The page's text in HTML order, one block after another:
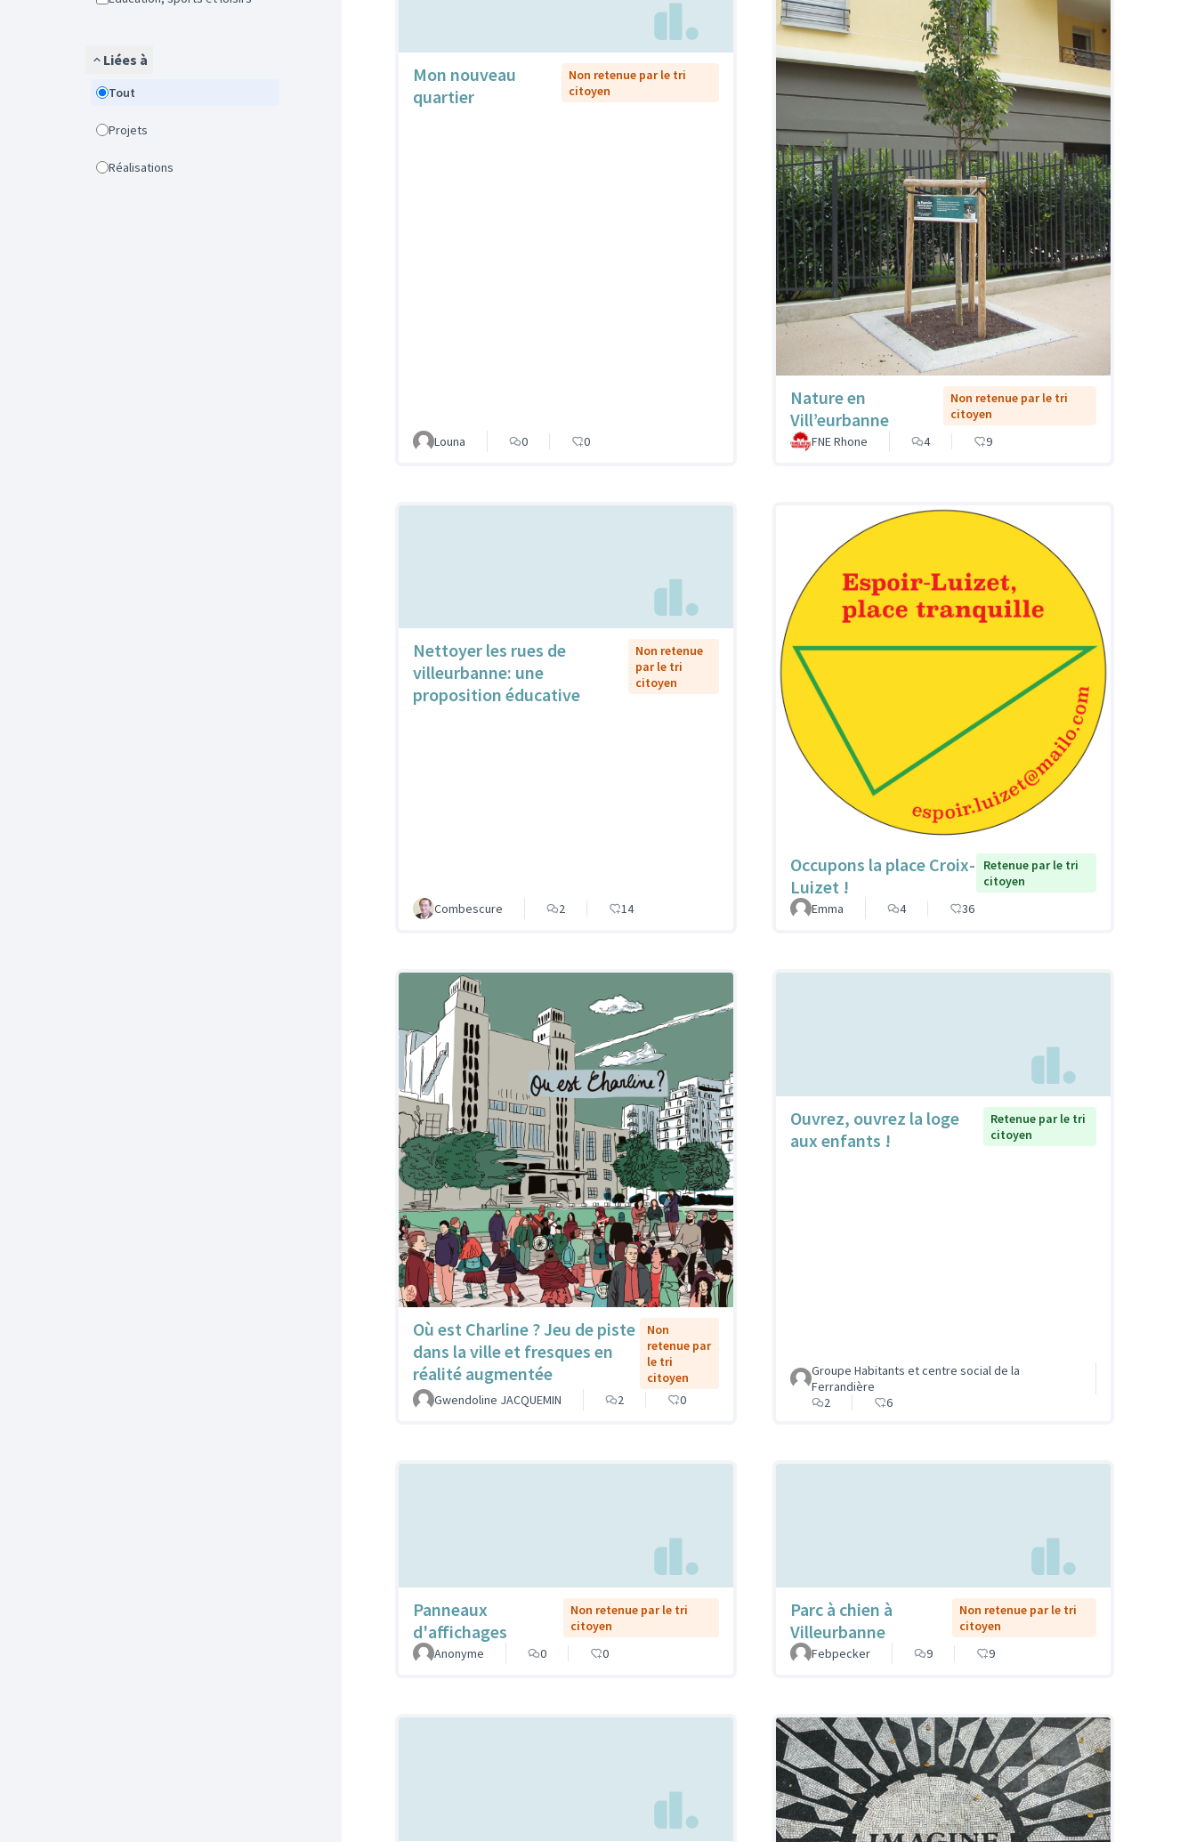
Liées à
Tout
Projets
Réalisations
Mon nouveau
quartier
Non retenue par le tri
citoyen
Louna 0 0
Nature en
Vill’eurbanne
Non retenue par le tri
citoyen
FNE Rhone
4 9
Nettoyer les rues de
villeurbanne: une
proposition éducative
Non retenue
par le tri
citoyen
Combescure 2 14
Occupons la place Croix-
Luizet !
Retenue par le tri
citoyen
Emma
4 36
Où est Charline ? Jeu de piste
dans la ville et fresques en
réalité augmentée
Non
retenue par
le tri
citoyen
Gwendoline JACQUEMIN
2 0
Ouvrez, ouvrez la loge
aux enfants !
Retenue par le tri
citoyen
Groupe Habitants et centre social de la
Ferrandière
2
6
Panneaux
d'affichages
Non retenue par le tri
citoyen
Anonyme
0 0
Parc à chien à
Villeurbanne
Non retenue par le tri
citoyen
Febpecker
9 9